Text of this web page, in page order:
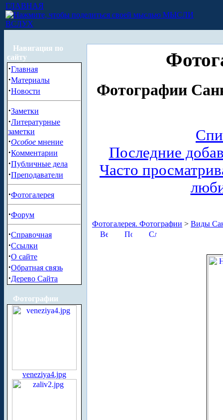
ГЛАВНАЯ
МЫСЛИ
ВСЛУХ
Навигация по
сайту
·Главная
·Материалы
·Новости
·Заметки
·Литературные
заметки
·Особое мнение
·Комментарии
·Публичные дела
·Преподаватели
·Фотогалерея
·Форум
·Справочная
·Ссылки
·О сайте
·Обратная связь
·Дерево Сайта
Фотографии
veneziya4.jpg
Фотографии
Последние
Часто
Фотогалерея. Фотографии > Виды